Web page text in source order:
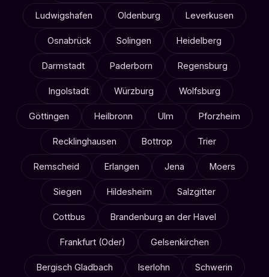
Ludwigshafen Oldenburg Leverkusen
Osnabrück Solingen Heidelberg
Darmstadt Paderborn Regensburg
Ingolstadt Würzburg Wolfsburg
Göttingen Heilbronn Ulm Pforzheim
Recklinghausen Bottrop Trier
Remscheid Erlangen Jena Moers
Siegen Hildesheim Salzgitter
Cottbus Brandenburg an der Havel
Frankfurt (Oder) Gelsenkirchen
Bergisch Gladbach Iserlohn Schwerin